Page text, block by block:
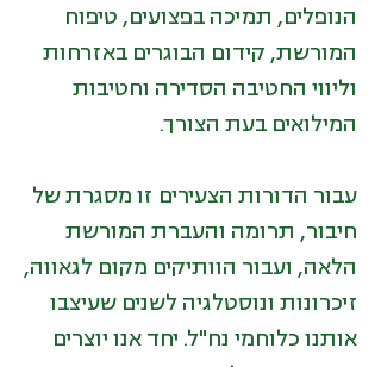
הנופלים, תמיכה בפצועים, טיפוח
המורשת, קידום הבוגרים באזרחות
וליווי החטיבה הסדירה וחטיבות
המילואים בעת הצורך.
עבור הדורות הצעירים זו מסגרת של
חיבור, תרומה והעברת המורשת
הלאה, ועבור הוותיקים מקום לגאווה,
זיכרונות ונוסטלגיה לשנים שעיצבו
אותנו כלוחמי נח"ל. יחד אנו יוצרים